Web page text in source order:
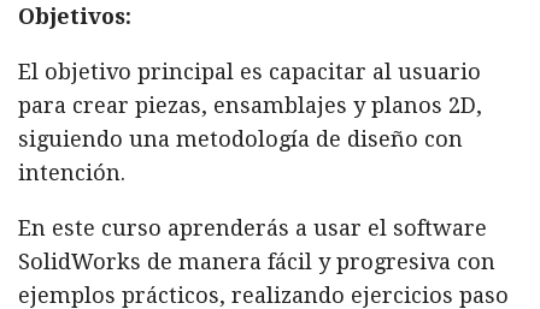
Objetivos:
El objetivo principal es capacitar al usuario
para crear piezas, ensamblajes y planos 2D,
siguiendo una metodología de diseño con
intención.
En este curso aprenderás a usar el software
SolidWorks de manera fácil y progresiva con
ejemplos prácticos, realizando ejercicios paso